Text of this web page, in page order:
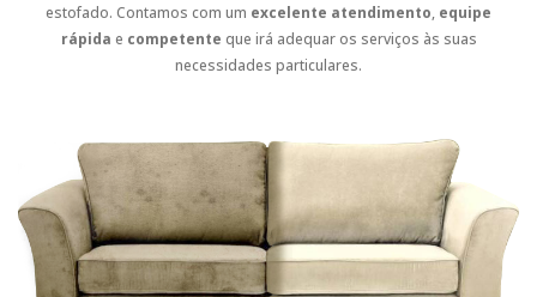
estofado. Contamos com um excelente atendimento, equipe
rápida e competente que irá adequar os serviços às suas
necessidades particulares.